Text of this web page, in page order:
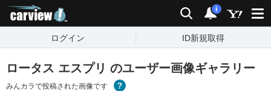
検索 通知
i
ログイン ID新規取得
ロータス エスプリ のユーザー画像ギャラリー
みんカラで投稿された画像です